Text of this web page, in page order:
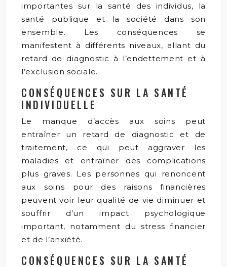
importantes sur la santé des individus, la
santé publique et la société dans son
ensemble. Les conséquences se
manifestent à différents niveaux, allant du
retard de diagnostic à l’endettement et à
l’exclusion sociale.
CONSÉQUENCES SUR LA SANTÉ
INDIVIDUELLE
Le manque d’accès aux soins peut
entraîner un retard de diagnostic et de
traitement, ce qui peut aggraver les
maladies et entraîner des complications
plus graves. Les personnes qui renoncent
aux soins pour des raisons financières
peuvent voir leur qualité de vie diminuer et
souffrir d’un impact psychologique
important, notamment du stress financier
et de l’anxiété.
CONSÉQUENCES SUR LA SANTÉ